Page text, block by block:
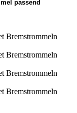
passend